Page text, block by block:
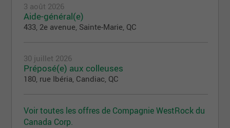
3 août 2026
Aide-général(e)
433, 2e avenue, Sainte-Marie, QC
30 juillet 2026
Préposé(e) aux colleuses
180, rue Ibéria, Candiac, QC
Voir toutes les offres de Compagnie WestRock du
Canada Corp.